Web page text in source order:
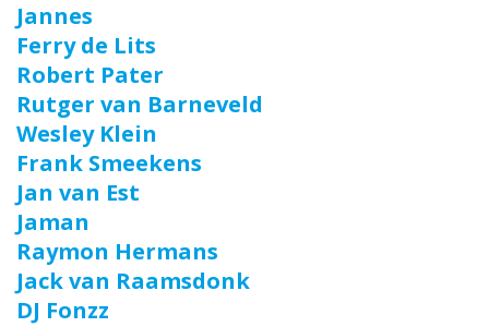
Jannes
Ferry de Lits
Robert Pater
Rutger van Barneveld
Wesley Klein
Frank Smeekens
Jan van Est
Jaman
Raymon Hermans
Jack van Raamsdonk
DJ Fonzz